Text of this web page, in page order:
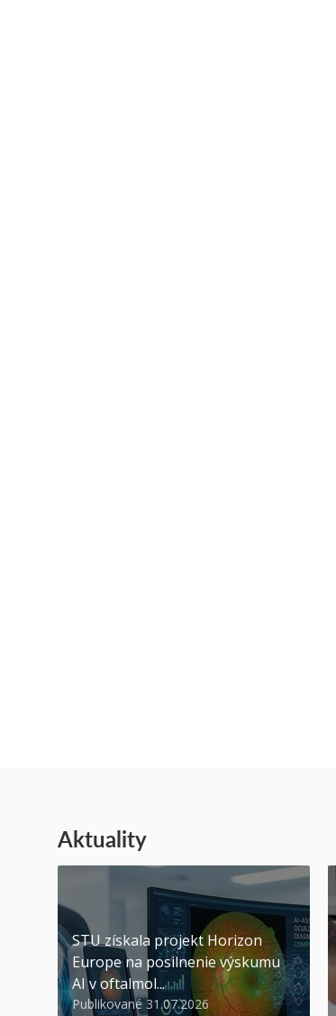
Aktuality
STU získala projekt Horizon
Europe na posilnenie výskumu
AI v oftalmol...
Publikované 31.07.2026